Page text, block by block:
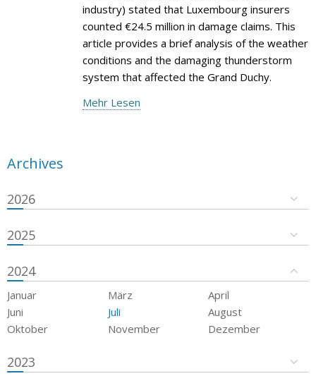
industry) stated that Luxembourg insurers
counted €24.5 million in damage claims. This
article provides a brief analysis of the weather
conditions and the damaging thunderstorm
system that affected the Grand Duchy.
Mehr Lesen
Archives
2026
2025
2024
Januar März
April
Juni
Juli
August
Oktober
November Dezember
2023